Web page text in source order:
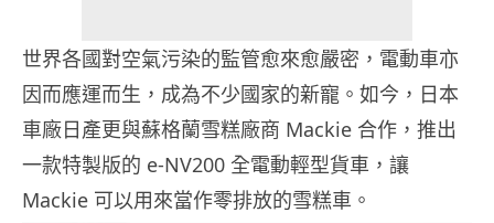
世界各國對空氣污染的監管愈來愈嚴密，電動車亦
因而應運而生，成為不少國家的新寵。如今，日本
車廠日產更與蘇格蘭雪糕廠商 Mackie 合作，推出
一款特製版的 e-NV200 全電動輕型貨車，讓
Mackie 可以用來當作零排放的雪糕車。